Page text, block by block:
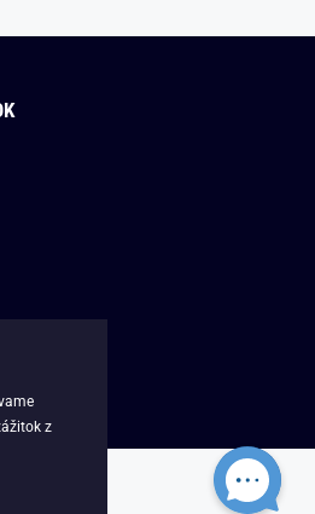
z